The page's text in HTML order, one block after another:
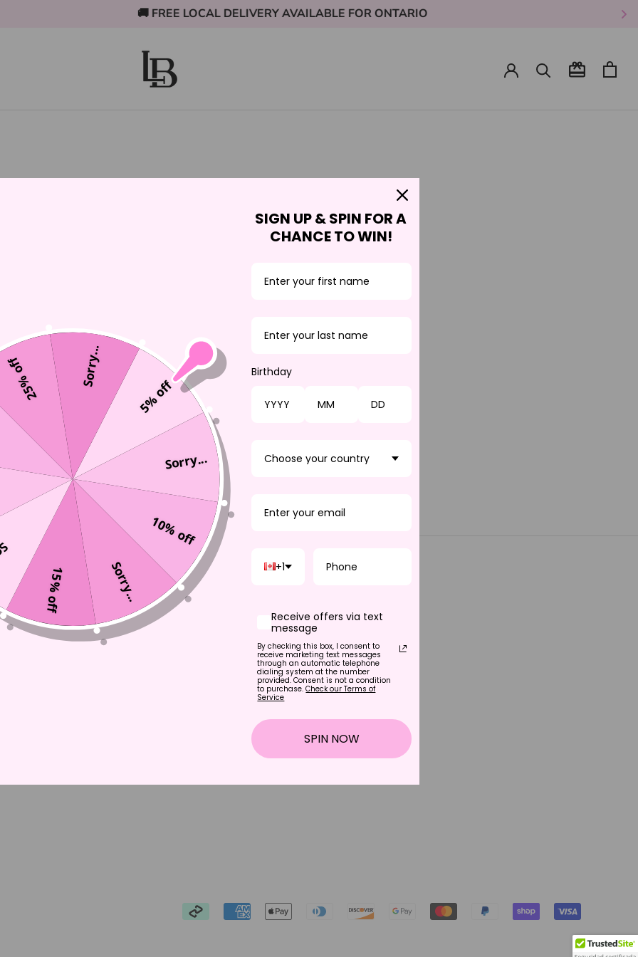
🚚 FREE LOCAL DELIVERY AVAILABLE FOR ONTARIO
COMPRAR PRODUCTOS
Policy
entrega local sin contacto
5% off
Sorry...
10% off
Sorry...
15% off
25% off Sorry...
SIGN UP & SPIN FOR A
CHANCE TO WIN!
Birthday
Choose your country
+1
Receive offers via text
message
By checking this box, I consent to
receive marketing text messages
through an automatic telephone
dialing system at the number
provided. Consent is not a condition
to purchase.Check our Terms of
Service
SPIN NOW